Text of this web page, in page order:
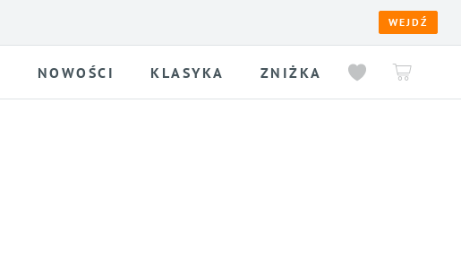
WEJDŹ
NOWOŚCI KLASYKA ZNIŻKA